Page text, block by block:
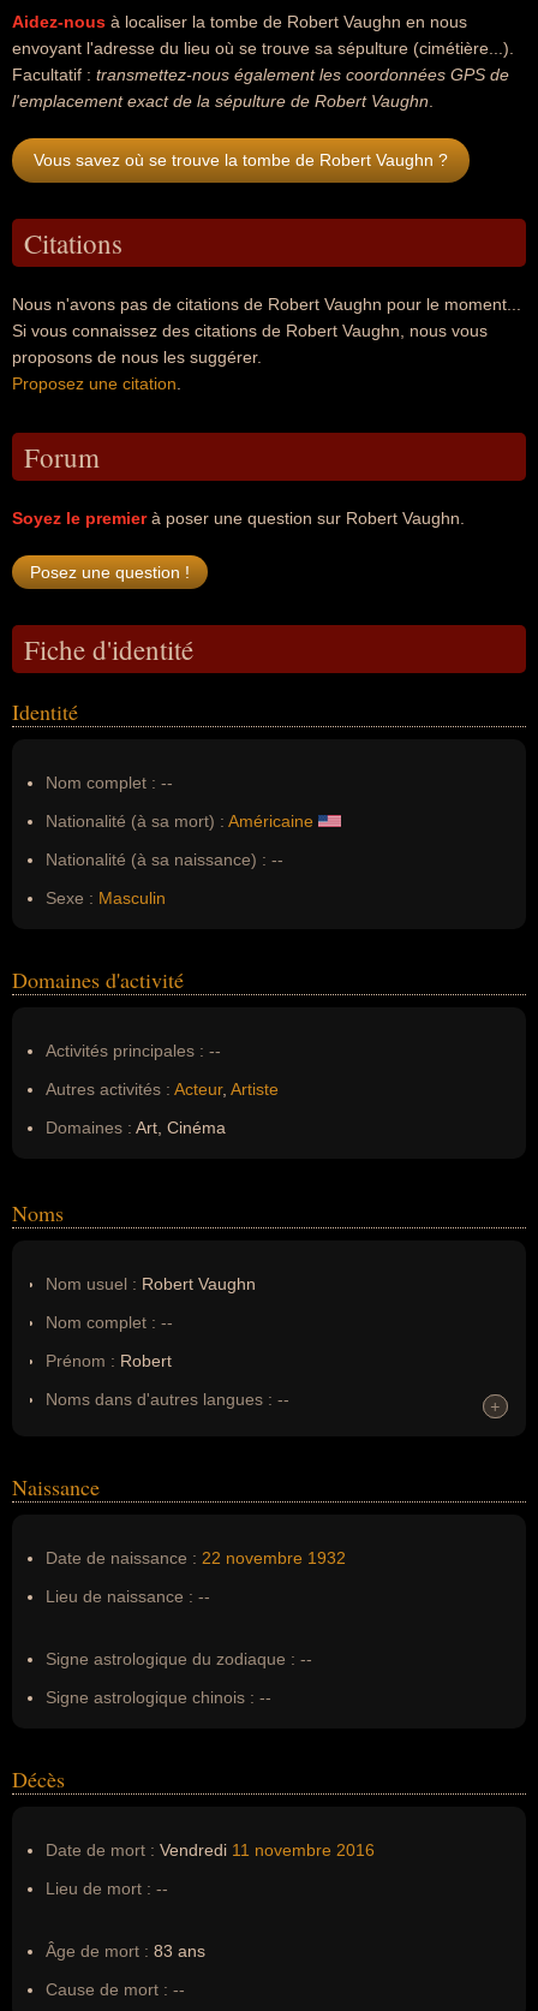
Aidez-nous à localiser la tombe de Robert Vaughn en nous
envoyant l'adresse du lieu où se trouve sa sépulture (cimétière...).
Facultatif : transmettez-nous également les coordonnées GPS de
l'emplacement exact de la sépulture de Robert Vaughn
Vous savez où se trouve la tombe de Robert Vaughn ?
Citations
Nous n'avons pas de citations de Robert Vaughn pour le moment...
Si vous connaissez des citations de Robert Vaughn, nous vous
proposons de nous les suggérer.
Proposez une citation
Forum
Soyez le premierà poser une question sur Robert Vaughn.
Fiche d'identité
Identité
Nom complet : --
Nationalité (à sa mort) : Américaine
Nationalité (à sa naissance) : --
Sexe : Masculin
Domaines d'activité
Activités principales : --
Autres activités : Acteur, Artiste
Domaines : Art, Cinéma
Noms
Nom usuel : Robert Vaughn
Nom complet : --
Prénom : Robert
Noms dans d'autres langues : --
Nom de famille :Vaughn
+
+
Naissance
Date de naissance : 22 novembre 1932
Lieu de naissance : --
Signe astrologique du zodiaque : --
Signe astrologique chinois : --
Décès
Date de mort : Vendredi 11 novembre 2016
Lieu de mort : --
Âge de mort : 83 ans
Cause de mort : --